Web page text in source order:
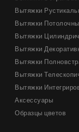
Вытяжки
Вытяжки
Вытяжки
Вытяжки
Вытяжки
Вытяжки
Вытяжки
Аксессуары
Образцы цветов